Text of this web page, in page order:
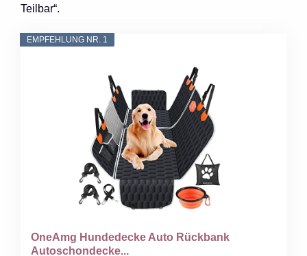
Teilbar“.
EMPFEHLUNG NR. 1
OneAmg Hundedecke Auto Rückbank
Autoschondecke...